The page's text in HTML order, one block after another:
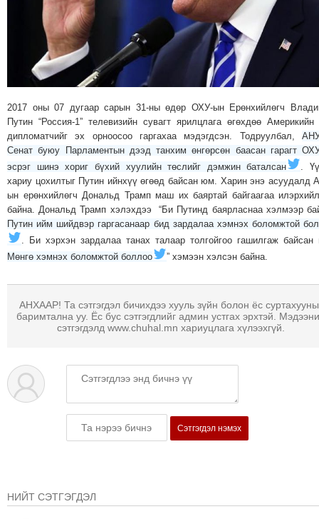
ТЕХНОЛОГИ
ҮЙЛДВЭРИЙН
ЭРГЭН
ТОЙРОНД
ХАВРЫН
ЧУУЛГАНЫ
ТОЙРОНД
"ОУВС"-
ЭРГЭН
ТОЙРОНД
ЭРГЭН
ДЭЛБЭРСЭН
ОСЛЫН
ЭРГЭН
ТОЙРОНД
ЕРӨНХИЙЛӨГЧИЙН
2017 оны 07 дугаар сарын 31-ны өдөр ОХУ-ын Ерөнхийлөгч
Путин “Россия-1” телевизийн сувагт ярилцлага өгөхдөө Америкийн
дипломатчийг эх орноосоо гаргахаа мэдэгдсэн. Тодруулбал,
Сенат буюу Парламентын дээд танхим өнгөрсөн баасан гарагт
эсрэг шинэ хориг бүхий хуулийн төслийг дэмжин баталсан
.
хариу цохилтыг Путин ийнхүү өгөөд байсан юм. Харин энэ асуудалд
ын ерөнхийлөгч Дональд Трамп маш их баяртай байгаагаа
байна. Дональд Трамп хэлэхдээ “Би Путинд баярласнаа хэлмээр
Путин ийм шийдвэр гаргасанаар бид зардалаа хэмнэх боломжтой
. Би хэрхэн зардалаа танах талаар толгойгоо гашилгаж
Мөнгө хэмнэх боломжтой боллоо
” хэмээн хэлсэн байна.
АНХААР! Та сэтгэгдэл бичихдээ хууль зүйн болон ёс
баримтална уу. Ёс бус сэтгэгдлийг админ устгах эрхтэй.
сэтгэгдэлд www.chuhal.mn хариуцлага хүлээхгүй.
Сэтгэгдэл нэмэх
НИЙТ СЭТГЭГДЭЛ